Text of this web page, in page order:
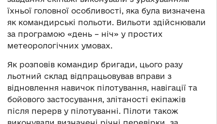
їхньої головної особливості, яка була визначена
як командирські польоти. Вильоти здійснювали
за програмою «день – ніч» у простих
метеорологічних умовах.
Як розповів командир бригади, цього разу
льотний склад відпрацьовував вправи з
відновлення навичок пілотування, навігації та
бойового застосування, злітаності екіпажів
після перерв у пілотуванні. Пілоти також